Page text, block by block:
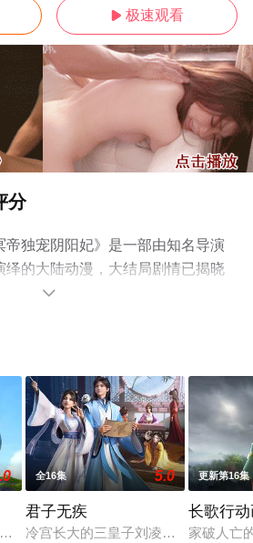
 极速观看
分
帝独宠阴阳妃》是一部由知名导演
绎的大陆动漫，大结局剧情已揭晓
观看高清未删减完整版动漫全集就

奇迹般地唤醒巨型霸王龙，展开一场跨
全16集 5.0
君子无疾
冷宫长大的三皇子刘凌有个不为人知
更新第16集
长歌行
家破人亡